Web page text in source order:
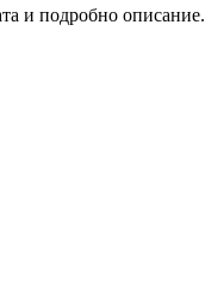
и подробно описание.